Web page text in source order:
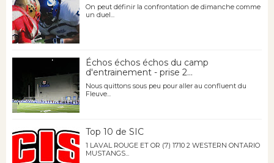
On peut définir la confrontation de dimanche comme
un duel...
Échos échos échos du camp
d'entrainement - prise 2...
Nous quittons sous peu pour aller au confluent du
Fleuve...
Top 10 de SIC
1 LAVAL ROUGE ET OR (7) 1710 2 WESTERN ONTARIO
MUSTANGS...